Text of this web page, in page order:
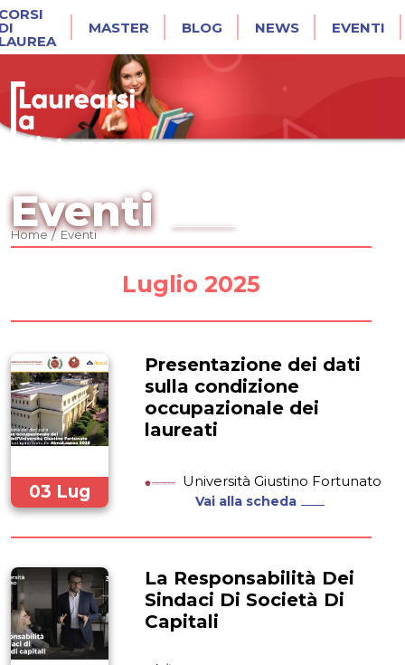
MASTER BLOG NEWS EVENTI
Eventi
Home/ Eventi
Luglio 2025
03 Lug
Presentazione dei dati
sulla condizione
occupazionale dei
laureati
Università Giustino Fortunato
Vai alla scheda
La Responsabilità Dei
Sindaci Di Società Di
Capitali